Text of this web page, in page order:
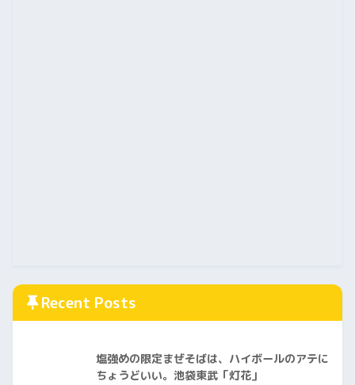
Recent Posts
塩強めの限定まぜそばは、ハイボールのアテに
ちょうどいい。池袋東武「灯花」